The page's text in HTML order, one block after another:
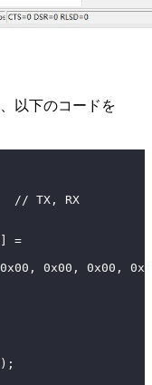
以下のコードを
// TX, RX
=
0x00, 0x00,